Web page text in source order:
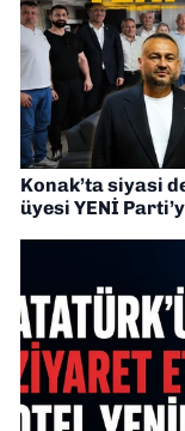
Konak’ta siyasi
üyesi YENİ